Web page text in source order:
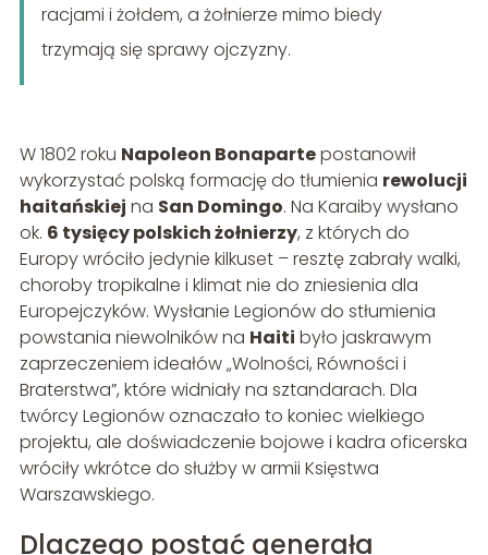
racjami i żołdem, a żołnierze mimo biedy
trzymają się sprawy ojczyzny.
W 1802 roku Napoleon Bonapartepostanowił
wykorzystać polską formację do tłumienia rewolucji
haitańskiej na San Domingo. Na Karaiby wysłano
ok. 6 tysięcy polskich żołnierzy, z których do
Europy wróciło jedynie kilkuset – resztę zabrały walki,
choroby tropikalne i klimat nie do zniesienia dla
Europejczyków. Wysłanie Legionów do stłumienia
powstania niewolników na Haiti było jaskrawym
zaprzeczeniem ideałów „Wolności, Równości i
Braterstwa”, które widniały na sztandarach. Dla
twórcy Legionów oznaczało to koniec wielkiego
projektu, ale doświadczenie bojowe i kadra oficerska
wróciły wkrótce do służby w armii Księstwa
Warszawskiego.
Dlaczego postać generała